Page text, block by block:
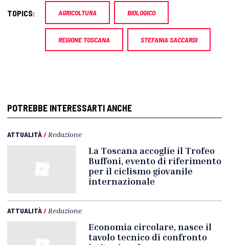
TOPICS: AGRICOLTURA BIOLOGICO
REGIONE TOSCANA STEFANIA SACCARDI
POTREBBE INTERESSARTI ANCHE
ATTUALITÀ/ Redazione
La Toscana accoglie il Trofeo
Buffoni, evento di riferimento
per il ciclismo giovanile
internazionale
ATTUALITÀ/ Redazione
Economia circolare, nasce il
tavolo tecnico di confronto